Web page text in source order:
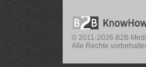
© 2011-2026 B2B
Alle Rechte